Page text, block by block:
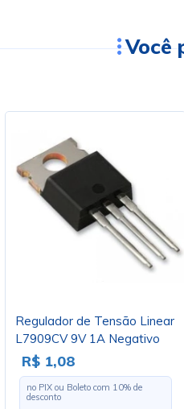
Você
Regulador de Tensão Linear
L7909CV 9V 1A Negativo
TO220 - Cód. Loja 4102
R$ 1,08
no PIX ou Boleto com 10% de
desconto